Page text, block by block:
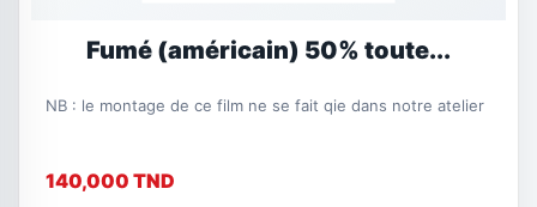
Fumé (américain) 50% toute...
NB : le montage de ce film ne se fait qie dans notre atelier
140,000 TND